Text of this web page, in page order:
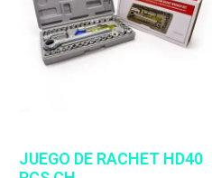
JUEGO DE RACHET HD40